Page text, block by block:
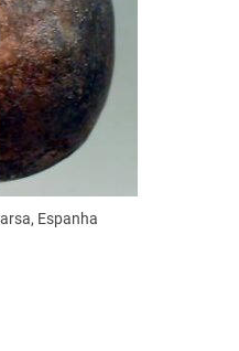
Espanha